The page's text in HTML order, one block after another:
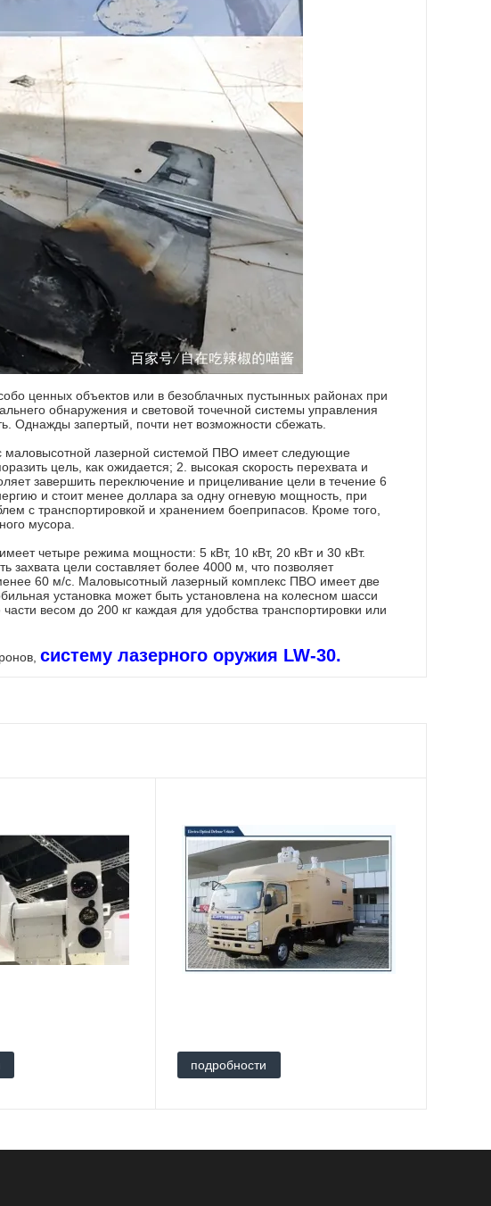
ценных объектов или в безоблачных пустынных районах при
обнаружения и световой точечной системы управления
Однажды запертый, почти нет возможности сбежать.
лазерной системой ПВО имеет следующие
цель, как ожидается; 2. высокая скорость перехвата и
завершить переключение и прицеливание цели в течение 6
и стоит менее доллара за одну огневую мощность, при
с транспортировкой и хранением боеприпасов. Кроме того,
мусора.
четыре режима мощности: 5 кВт, 10 кВт, 20 кВт и 30 кВт.
захвата цели составляет более 4000 м, что позволяет
60 м/с. Маловысотный лазерный комплекс ПВО имеет две
установка может быть установлена на колесном шасси
весом до 200 кг каждая для удобства транспортировки или
систему лазерного оружия LW-30.
подробности